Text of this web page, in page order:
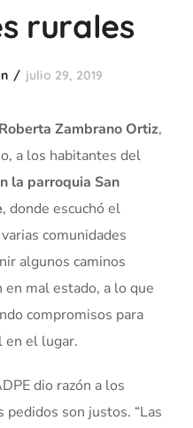
rurales
julio 29, 2019
Roberta Zambrano Ortiz,
a los habitantes del
la parroquia San
, donde escuchó el
comunidades
algunos caminos
mal estado, a lo que
compromisos para
en el lugar.
dio razón a los
son justos. “Las